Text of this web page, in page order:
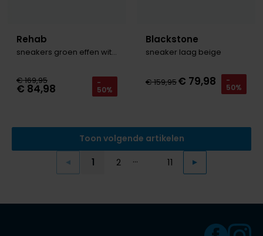
Rehab
sneakers groen effen witte zool OZZY
€ 169,95
€ 84,98 -
50%
Blackstone
sneaker laag beige
€ 159,95€ 79,98 -
50%
Toon volgende artikelen
Vorige
1 2
...
11 Volgende